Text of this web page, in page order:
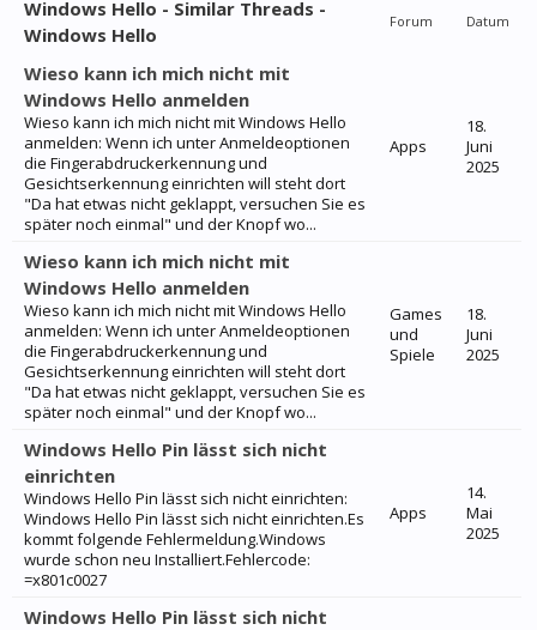
Windows Hello - Similar Threads -
Windows Hello
Forum Datum
Wieso kann ich mich nicht mit
Windows Hello anmelden
Wieso kann ich mich nicht mit Windows Hello
anmelden: Wenn ich unter Anmeldeoptionen
die Fingerabdruckerkennung und
Gesichtserkennung einrichten will steht dort
"Da hat etwas nicht geklappt, versuchen Sie es
später noch einmal" und der Knopf wo...
Apps
18.
Juni
2025
Wieso kann ich mich nicht mit
Windows Hello anmelden
Wieso kann ich mich nicht mit Windows Hello
anmelden: Wenn ich unter Anmeldeoptionen
die Fingerabdruckerkennung und
Gesichtserkennung einrichten will steht dort
"Da hat etwas nicht geklappt, versuchen Sie es
später noch einmal" und der Knopf wo...
Games
und
Spiele
18.
Juni
2025
Windows Hello Pin lässt sich nicht
einrichten
Windows Hello Pin lässt sich nicht einrichten:
Windows Hello Pin lässt sich nicht einrichten.Es
kommt folgende Fehlermeldung.Windows
wurde schon neu Installiert.Fehlercode:
=x801c0027
Apps
14.
Mai
2025
Windows Hello Pin lässt sich nicht